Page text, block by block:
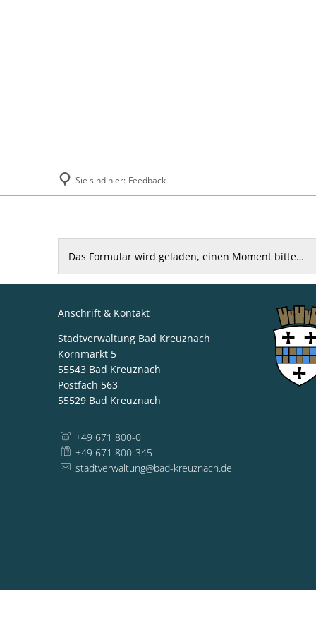
Sie sind hier: Feedback
FeedbackDas Formular wird geladen, einen Moment bitte…
Anschrift & Kontakt
Stadtverwaltung Bad Kreuznach
Kornmarkt 5
55543 Bad Kreuznach
Postfach 563
55529 Bad Kreuznach
+49 671 800-0
+49 671 800-345
stadtverwaltung@bad-kreuznach.de